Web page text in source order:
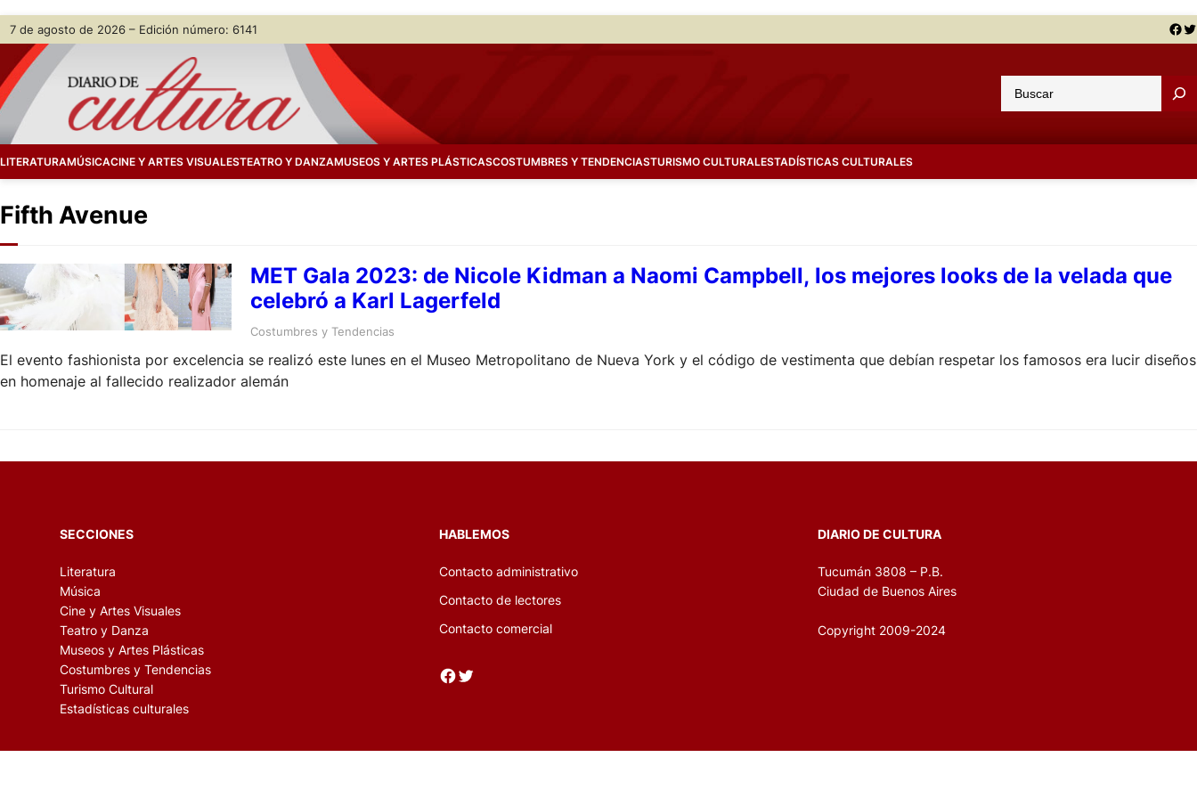
Skip
content
7 de agosto de 2026 – Edición número: 6141 Facebook Twitter
u
a
LITERATURAMÚSICACINE Y ARTES VISUALESTEATRO Y DANZAMUSEOS Y ARTES PLÁSTICASCOSTUMBRES Y TENDENCIASTURISMO CULTURALESTADÍSTICAS CULTURALES
Fifth Avenue
MET Gala 2023: de Nicole Kidman a Naomi Campbell, los mejores looks de la velada que
celebró a Karl Lagerfeld
Costumbres y Tendencias
El evento fashionista por excelencia se realizó este lunes en el Museo Metropolitano de Nueva York y el código de vestimenta que debían respetar los famosos era lucir diseños
en homenaje al fallecido realizador alemán
SECCIONES
Literatura
Música
Cine y Artes Visuales
Teatro y Danza
Museos y Artes Plásticas
Costumbres y Tendencias
Turismo Cultural
Estadísticas culturales
HABLEMOS
Contacto administrativo
Contacto de lectores
Contacto comercial
Facebook Twitter
DIARIO DE CULTURA
Tucumán 3808 – P.B.
Ciudad de Buenos Aires
Copyright 2009-2024